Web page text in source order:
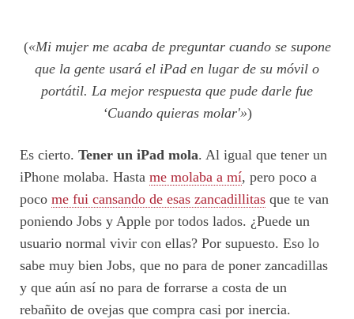
(«Mi mujer me acaba de preguntar cuando se supone
que la gente usará el iPad en lugar de su móvil o
portátil. La mejor respuesta que pude darle fue
‘Cuando quieras molar'»)
Es cierto. Tener un iPad mola. Al igual que tener un
iPhone molaba. Hasta me molaba a mí, pero poco a
poco me fui cansando de esas zancadillitas que te van
poniendo Jobs y Apple por todos lados. ¿Puede un
usuario normal vivir con ellas? Por supuesto. Eso lo
sabe muy bien Jobs, que no para de poner zancadillas
y que aún así no para de forrarse a costa de un
rebañito de ovejas que compra casi por inercia.